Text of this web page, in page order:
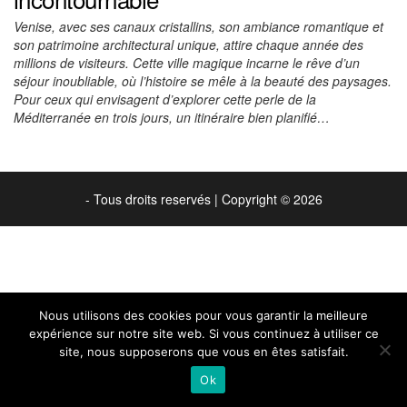
Venise, avec ses canaux cristallins, son ambiance romantique et
son patrimoine architectural unique, attire chaque année des
millions de visiteurs. Cette ville magique incarne le rêve d’un
séjour inoubliable, où l’histoire se mêle à la beauté des paysages.
Pour ceux qui envisagent d’explorer cette perle de la
Méditerranée en trois jours, un itinéraire bien planifié…
- Tous droits reservés | Copyright © 2026
Nous utilisons des cookies pour vous garantir la meilleure
expérience sur notre site web. Si vous continuez à utiliser ce
site, nous supposerons que vous en êtes satisfait.
Ok